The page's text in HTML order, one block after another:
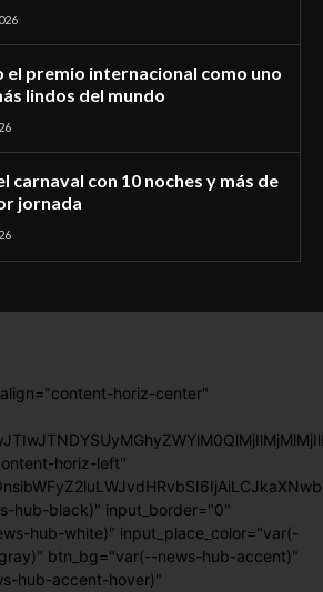
premio internacional como uno
lindos del mundo
carnaval con 10 noches y más de
jornada
horiz-center"
horiz-left"
hub-black)" input_border="0"
hub-white)" input_place_color="var(-
btn_bg="var(--news-hub-accent)"
hub-accent-hover)"